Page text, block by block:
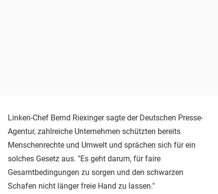
Linken-Chef Bernd Riexinger sagte der Deutschen Presse-
Agentur, zahlreiche Unternehmen schützten bereits
Menschenrechte und Umwelt und sprächen sich für ein
solches Gesetz aus. "Es geht darum, für faire
Gesamtbedingungen zu sorgen und den schwarzen
Schafen nicht länger freie Hand zu lassen."